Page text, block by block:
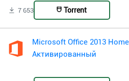
7 653 Torrent
Microsoft Office 2013
Активированный